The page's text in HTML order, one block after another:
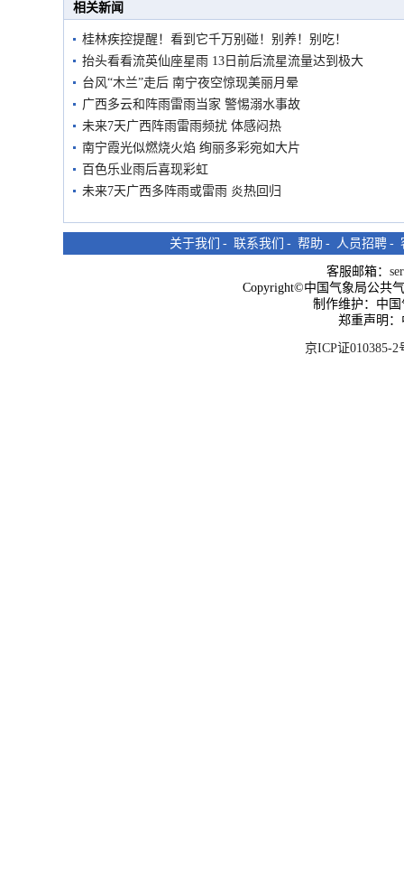
相关新闻
桂林疾控提醒！看到它千万别碰！别养！别吃！
抬头看看流英仙座星雨 13日前后流星流量达到极大
台风“木兰”走后 南宁夜空惊现美丽月晕
广西多云和阵雨雷雨当家 警惕溺水事故
未来7天广西阵雨雷雨频扰 体感闷热
南宁霞光似燃烧火焰 绚丽多彩宛如大片
百色乐业雨后喜现彩虹
未来7天广西多阵雨或雷雨 炎热回归
关于我们 - 联系我们 - 帮助 - 人员招聘 -
客服邮箱：
Copyright©中国气象局公共
制作维护：中
郑重声明
京ICP证010385-2